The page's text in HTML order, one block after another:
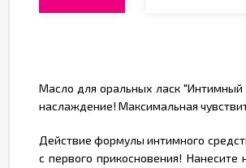
Масло для оральных ласк "Интимный
наслаждение! Максимальная
Действие формулы интимного
с первого прикосновения!